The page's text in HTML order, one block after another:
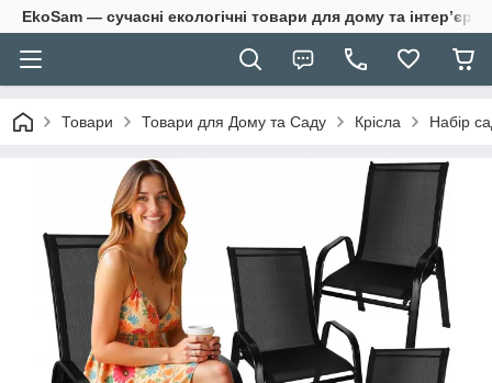
EkoSam — сучасні екологічні товари для дому та інтер’єру.
Товари Товари для Дому та Саду Крісла Набір